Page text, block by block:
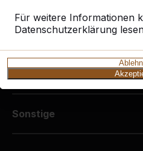
Für weitere Informationen
Datenschutzerklärung
Kundenservice
Sonstige